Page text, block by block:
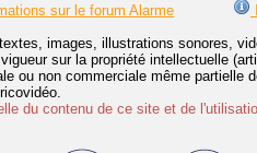
sur le forum Alarme
images, illustrations sonores,
sur la propriété intellectuelle
ou non commerciale même
du contenu de ce site et de